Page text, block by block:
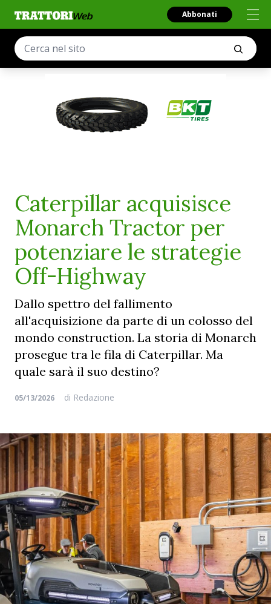
Abbonati
Caterpillar acquisisce
Monarch Tractor per
potenziare le strategie
Off-Highway
Dallo spettro del fallimento
all'acquisizione da parte di un colosso del
mondo construction. La storia di Monarch
prosegue tra le fila di Caterpillar. Ma
quale sarà il suo destino?
05/13/2026 di Redazione